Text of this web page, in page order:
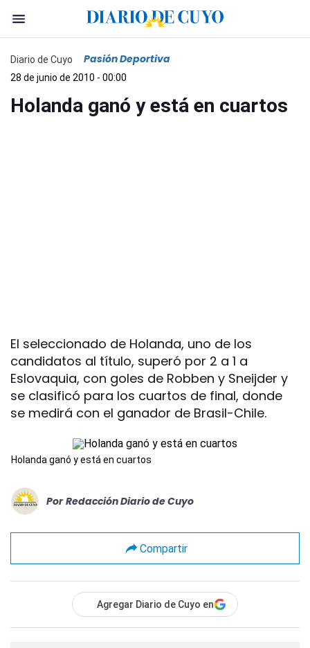
Diario de Cuyo Pasión Deportiva
28 de junio de 2010 - 00:00
Holanda ganó y está en cuartos
El seleccionado de Holanda, uno de los
candidatos al título, superó por 2 a 1 a
Eslovaquia, con goles de Robben y Sneijder y
se clasificó para los cuartos de final, donde
se medirá con el ganador de Brasil-Chile.
Holanda ganó y está en cuartos
Por Redacción Diario de Cuyo
Compartir
Agregar Diario de Cuyo en